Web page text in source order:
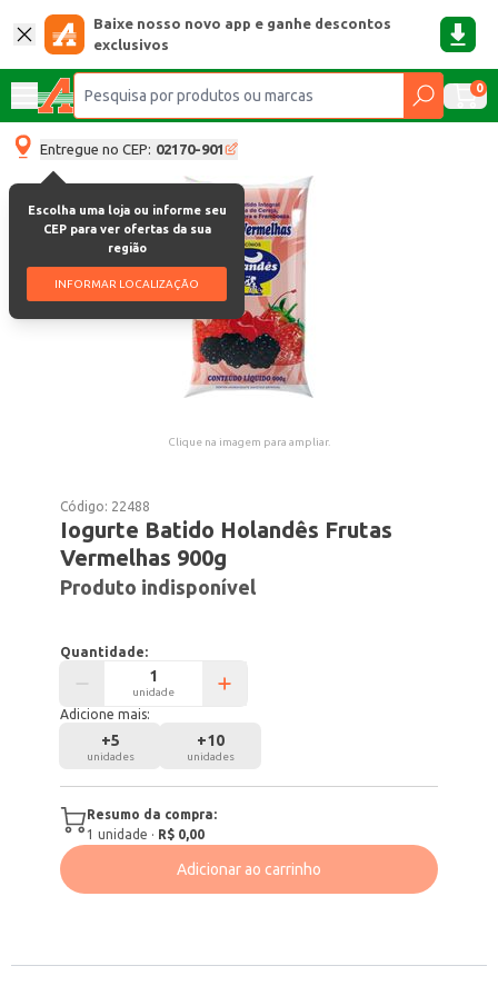
Baixe nosso novo app e ganhe descontos
exclusivos
0
Entregue no CEP: 02170-901
Escolha uma loja ou informe seu
CEP para ver ofertas da sua
região
INFORMAR LOCALIZAÇÃO
Clique na imagem para ampliar.
Código: 22488
Iogurte Batido Holandês Frutas
Vermelhas 900g
Produto indisponível
Quantidade:
unidade
Adicione mais:
+5
unidades
+10
unidades
Resumo da compra:
1 unidade · R$ 0,00
Adicionar ao carrinho